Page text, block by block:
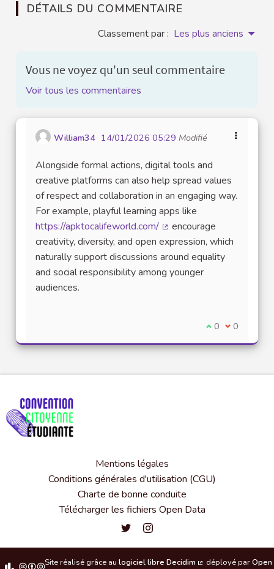
DÉTAILS DU COMMENTAIRE
Classement par : Les plus anciens
Vous ne voyez qu'un seul commentaire
Voir tous les commentaires
William34 14/01/2026 05:29 Modifié
Alongside formal actions, digital tools and
creative platforms can also help spread values
of respect and collaboration in an engaging way.
For example, playful learning apps like
https://apktocalifeworld.com/
(Lien externe)
encourage
creativity, diversity, and open expression, which
naturally support discussions around equality
and social responsibility among younger
audiences.
Je suis d'accord
0 Je ne suis
0
Mentions légales
Conditions générales d'utilisation (CGU)
Charte de bonne conduite
Télécharger les fichiers Open Data
Convention citoyenne étudiante
Convention citoyenne
Site réalisé grâce au logiciel libre Decidim déployé parOpen